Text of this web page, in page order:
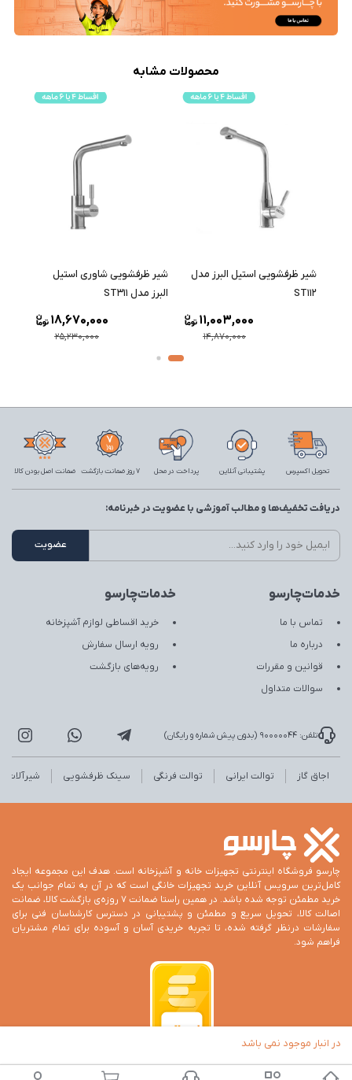
در انبار موجود نمی باشد
محصولات مشابه
شیر ظرفشویی استیل البرز مدل
ST112
14,870,000
11,003,000
شیر ظرفشویی شاوری استیل
البرز مدل ST311
25,230,000
18,670,000
تحویل اکسپرس پشتیبانی آنلاین پرداخت در محل 7 روز ضمانت بازگشت ضمانت اصل بودن کالا
خدمات‌چارسو
تماس با ما
درباره ما
قوانین و مقررات
سوالات متداول
خدمات‌چارسو
خرید اقساطی لوازم آشپزخانه
رویه ارسال سفارش
رویه‌های بازگشت
دریافت تخفیف‌ها و مطالب آموزشی با عضویت در خبرنامه:
تلفن: 90000044 (بدون پیش شماره و رایگان)
اجاق گاز توالت ایرانی توالت فرنگی سینک ظرفشویی شیرآلات
چارسو فروشگاه اینترنتی تجهیزات خانه و آشپزخانه است. هدف این مجموعه ایجاد
کامل‌ترین سرویس آنلاین خرید تجهیزات خانگی است که در آن به تمام جوانب یک
خرید مطمئن توجه شده باشد. در همین راستا ضمانت 7 روزه‌ی بازگشت کالا، ضمانت
اصالت کالا، تحویل سریع و مطمئن و پشتیبانی در دسترس کارشناسان فنی برای
سفارشات درنظر گرفته شده، تا تجربه خریدی آسان و آسوده برای تمام مشتریان
فراهم شود.